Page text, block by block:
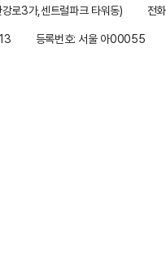
로3가,센트럴파크 타워동)
전
등록번호: 서울 아00055